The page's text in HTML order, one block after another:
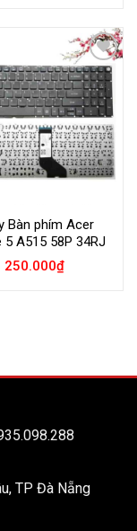
Add to
Wishlist
Bàn phím Acer
5 A515 58P 34RJ
250.000₫
TP Đà Nẵng